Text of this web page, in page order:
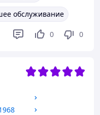
обслуживание
0 0